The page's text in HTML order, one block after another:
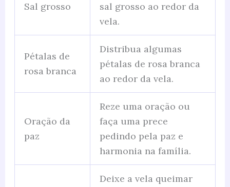
Sal grosso
sal grosso ao redor da
vela.
Pétalas de
rosa branca
Distribua algumas
pétalas de rosa branca
ao redor da vela.
Oração da
paz
Reze uma oração ou
faça uma prece
pedindo pela paz e
harmonia na família.
Deixe a vela queimar